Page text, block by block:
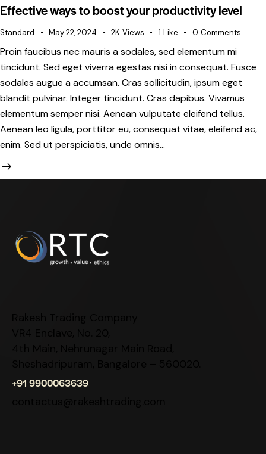
Effective ways to boost your productivity level
Standard May 22, 2024 2K Views 1 Like 0 Comments
Proin faucibus nec mauris a sodales, sed elementum mi
tincidunt. Sed eget viverra egestas nisi in consequat. Fusce
sodales augue a accumsan. Cras sollicitudin, ipsum eget
blandit pulvinar. Integer tincidunt. Cras dapibus. Vivamus
elementum semper nisi. Aenean vulputate eleifend tellus.
Aenean leo ligula, porttitor eu, consequat vitae, eleifend ac,
enim. Sed ut perspiciatis, unde omnis…
+91 9900063639